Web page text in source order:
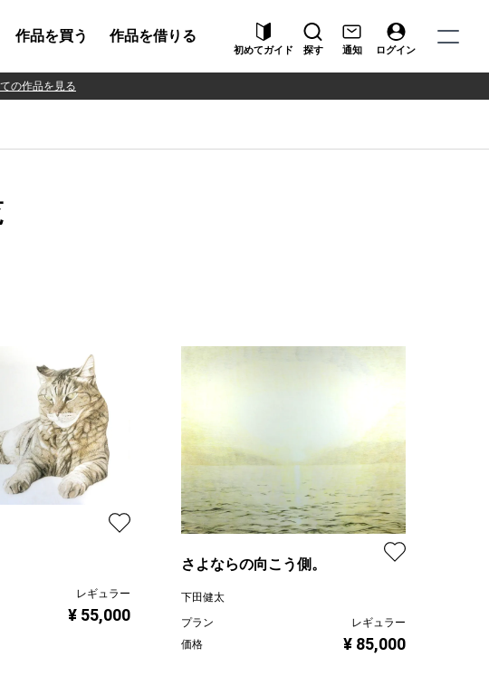
作品を買う 作品を借りる
初めてガイド 探す 通知 ログイン
の作品を見る
レギュラー
¥ 55,000
さよならの向こう側。
下田健太
プラン
レギュラー
価格
¥ 85,000